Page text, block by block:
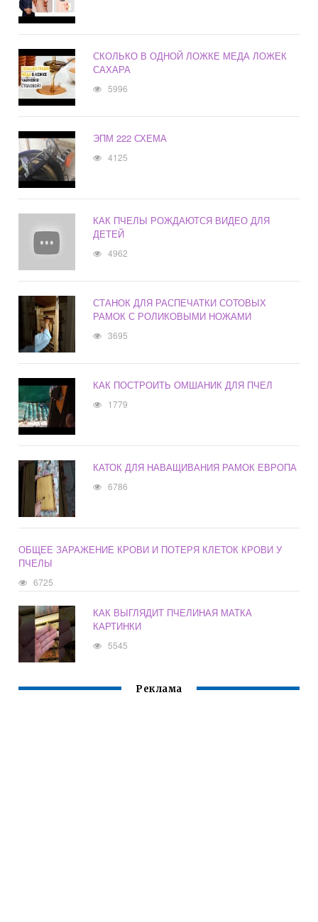
СКОЛЬКО В ОДНОЙ ЛОЖКЕ МЕДА ЛОЖЕК
САХАРА
5996
ЭПМ 222 СХЕМА
4125
КАК ПЧЕЛЫ РОЖДАЮТСЯ ВИДЕО ДЛЯ
ДЕТЕЙ
4962
СТАНОК ДЛЯ РАСПЕЧАТКИ СОТОВЫХ
РАМОК С РОЛИКОВЫМИ НОЖАМИ
3695
КАК ПОСТРОИТЬ ОМШАНИК ДЛЯ ПЧЕЛ
1779
КАТОК ДЛЯ НАВАЩИВАНИЯ РАМОК ЕВРОПА
6786
ОБЩЕЕ ЗАРАЖЕНИЕ КРОВИ И ПОТЕРЯ КЛЕТОК КРОВИ У
ПЧЕЛЫ
6725
КАК ВЫГЛЯДИТ ПЧЕЛИНАЯ МАТКА
КАРТИНКИ
5545
Реклама